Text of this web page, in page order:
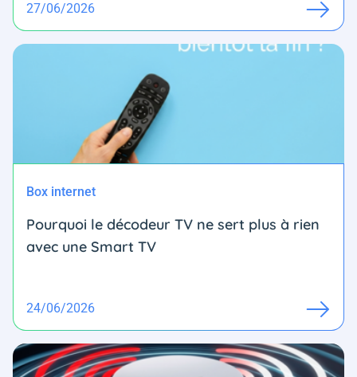
27/06/2026
Box internet
Pourquoi le décodeur TV ne sert plus à rien
avec une Smart TV
24/06/2026